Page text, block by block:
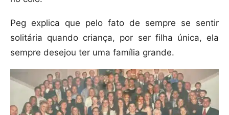
Peg explica que pelo fato de sempre se sentir
solitária quando criança, por ser filha única, ela
sempre desejou ter uma família grande.